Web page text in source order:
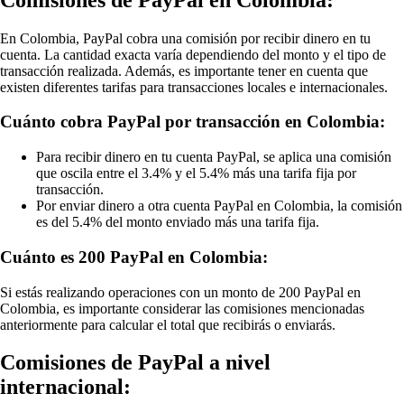
En Colombia, PayPal cobra una comisión por recibir dinero en tu
cuenta. La cantidad exacta varía dependiendo del monto y el tipo de
transacción realizada. Además, es importante tener en cuenta que
existen diferentes tarifas para transacciones locales e internacionales.
Cuánto cobra PayPal por transacción en Colombia:
Para recibir dinero en tu cuenta PayPal, se aplica una comisión
que oscila entre el 3.4% y el 5.4% más una tarifa fija por
transacción.
Por enviar dinero a otra cuenta PayPal en Colombia, la comisión
es del 5.4% del monto enviado más una tarifa fija.
Cuánto es 200 PayPal en Colombia:
Si estás realizando operaciones con un monto de 200 PayPal en
Colombia, es importante considerar las comisiones mencionadas
anteriormente para calcular el total que recibirás o enviarás.
Comisiones de PayPal a nivel
internacional: